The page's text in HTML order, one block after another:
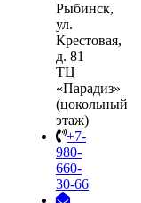
Рыбинск,
ул.
Крестовая,
д. 81
ТЦ
«Парадиз»
(цокольный
этаж)
+7-
980-
660-
30-66